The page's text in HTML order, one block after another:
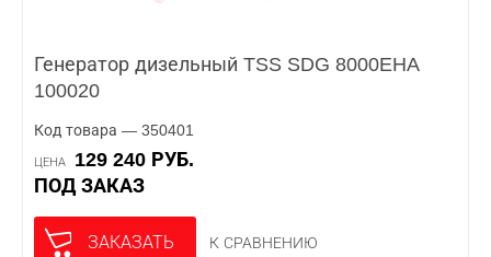
Генератор дизельный TSS SDG 8000EHA
100020
Код товара — 350401
ЦЕНА
129 240 РУБ.
ПОД ЗАКАЗ
ЗАКАЗАТЬ К СРАВНЕНИЮ